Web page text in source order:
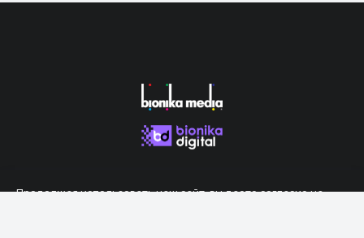
Продолжая использовать наш сайт, вы даете согласие на